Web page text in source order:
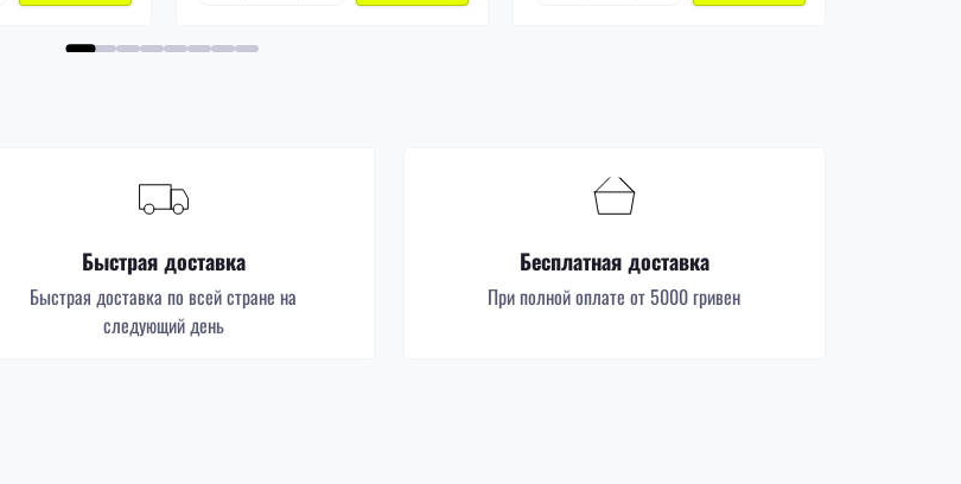
Быстрая доставка
Быстрая доставка по всей стране на
следующий день
Бесплатная доставка
При полной оплате от 5000 гривен